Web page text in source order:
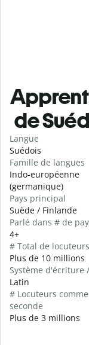
de
Langue
Suédois
Famille de langues
Indo-européenne
(germanique)
Pays principal
Suède / Finlande
Parlé dans # de
4+
# Total de locuteurs
Plus de 10 millions
Système d'écriture
Latin
# Locuteurs
seconde
Plus de 3 millions